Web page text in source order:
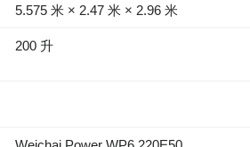
5.575 米 × 2.47 米 × 2.96 米
200 升